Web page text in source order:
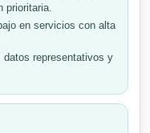
prioritaria.
en servicios con alta
representativos y